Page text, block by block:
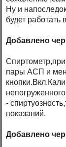
Ну и
будет
Добавлено
пары АСП и
-
показаний.
Добавлено